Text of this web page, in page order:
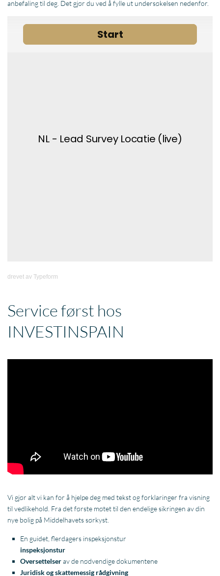
anbefaling til deg. Det gjør du ved å fylle ut undersøkelsen nedenfor.
drevet avTypeform
Service først hos
INVESTINSPAIN
Vi gjør alt vi kan for å hjelpe deg med tekst og forklaringer fra visning
til vedlikehold. Fra det første møtet til den endelige sikringen av din
nye bolig på Middelhavets sørkyst.
En guidet, flerdagers inspeksjonstur
inspeksjonstur
Oversettelserav de nødvendige dokumentene
Juridisk og skattemessig rådgivning